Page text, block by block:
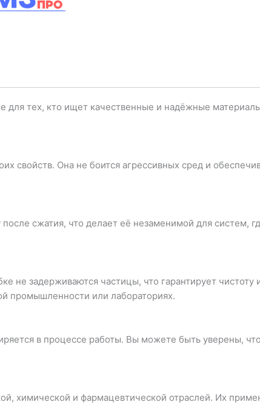
для тех, кто ищет качественные и надёжные
свойств. Она не боится агрессивных сред и
сжатия, что делает её незаменимой для систем,
не задерживаются частицы, что гарантирует чистоту
промышленности или лабораториях.
в процессе работы. Вы можете быть уверены,
химической и фармацевтической отраслей. Их